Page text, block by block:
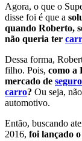
Agora, o que o
disse foi é que a
quando Roberto,
não queria ter
Dessa forma,
filho. Pois, como a
mercado de
carro? Ou seja,
automotivo.
Então, buscando
2016, foi lançado